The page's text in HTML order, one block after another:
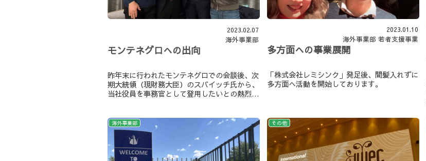
2023.02.07
海外事業部
モンテネグロへの出向
昨年末に行われたモンテネグロでの会談後、次
期大統領（現財務大臣）のスバイッチ氏から、
当社役員を事務官として登用したいとの熱烈な
2023.01.10
海外事業部 若者支援事業
多方面への事業展開
「株式会社レミシンク」発足後、間髪入れずに
多方面へ活動を開始しております。
海外事業部 その他